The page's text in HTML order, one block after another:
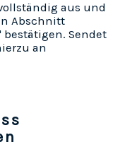
aus und
Abschnitt
Sendet
an